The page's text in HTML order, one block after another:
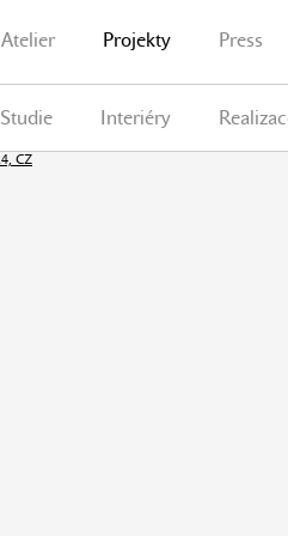
Atelier Projekty Press
Studie Interiéry